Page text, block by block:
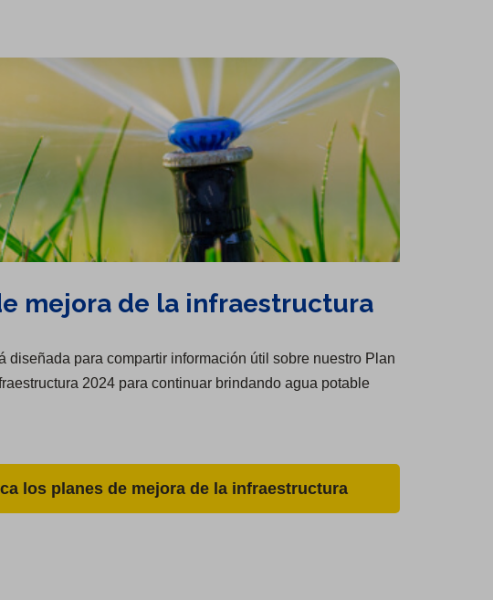
mejora de la infraestructura
diseñada para compartir información útil sobre nuestro Plan
2024 para continuar brindando agua potable
los planes de mejora de la infraestructura